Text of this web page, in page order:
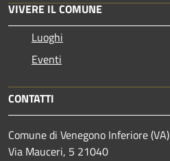
VIVERE IL COMUNE
Luoghi
Eventi
CONTATTI
Comune di Venegono Inferiore (VA)
Via Mauceri, 5 21040